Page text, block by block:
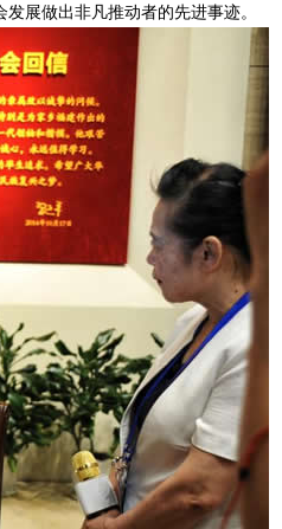
展做出非凡推动者的先进事迹。